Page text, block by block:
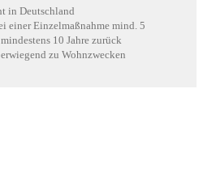
in Deutschland
einer Einzelmaßnahme mind. 5
10 Jahre zurück
zu Wohnzwecken